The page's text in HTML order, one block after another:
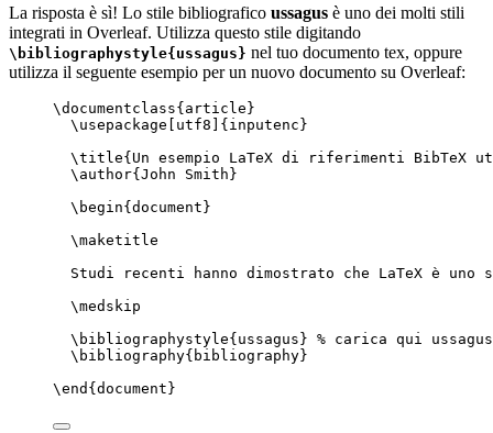
La risposta è sì! Lo stile bibliografico ussagus è uno dei molti stili
integrati in Overleaf. Utilizza questo stile digitando
\bibliographystyle{ussagus} nel tuo documento tex, oppure
utilizza il seguente esempio per un nuovo documento su Overleaf:
\documentclass{ article }
\usepackage
utf8 ]{ inputenc }
\title{Un esempio LaTeX di riferimenti
\author{John Smith}
\begin{ document }
\maketitle
Studi recenti hanno dimostrato che LaTeX è
\medskip
\bibliographystyle{ussagus} % carica qui
\bibliography{bibliography}
\end { document }